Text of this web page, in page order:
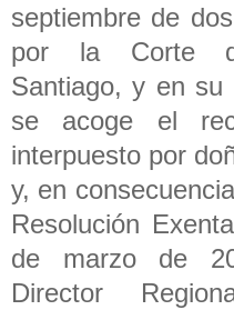
septiembre de
por la Corte
Santiago, y en su
se acoge el
interpuesto por
y, en
Resolución
de marzo de
Director